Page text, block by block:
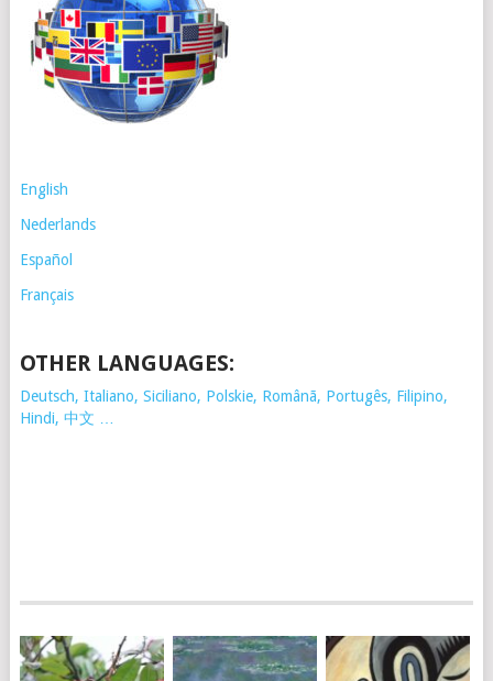
English
Nederlands
Español
Français
OTHER LANGUAGES:
Deutsch, Italiano, Siciliano, Polskie, Românã, Portugês, Filipino,
Hindi, 中文 …